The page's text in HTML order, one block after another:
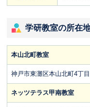
学研教室の所在
本山北町教室
神戸市東灘区本山北町4丁
ネッツテラス甲南教室